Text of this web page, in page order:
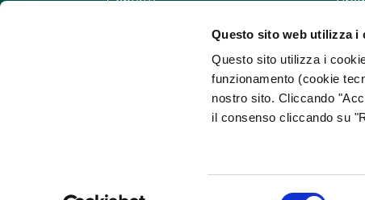
Questo sito web utilizza i
Questo sito utilizza i
funzionamento (cookie
nostro sito. Cliccando
il consenso cliccando su
Iscriviti alla newsletter
Registro imprese di Verona • C.F. e P.I.